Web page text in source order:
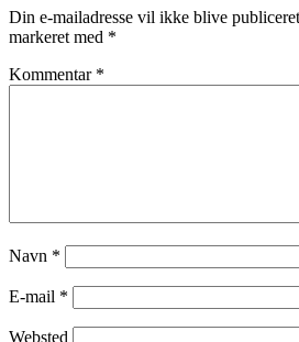
Din e-mailadresse vil ikke blive
markeret med *
Kommentar *
Navn *
E-mail *
Websted